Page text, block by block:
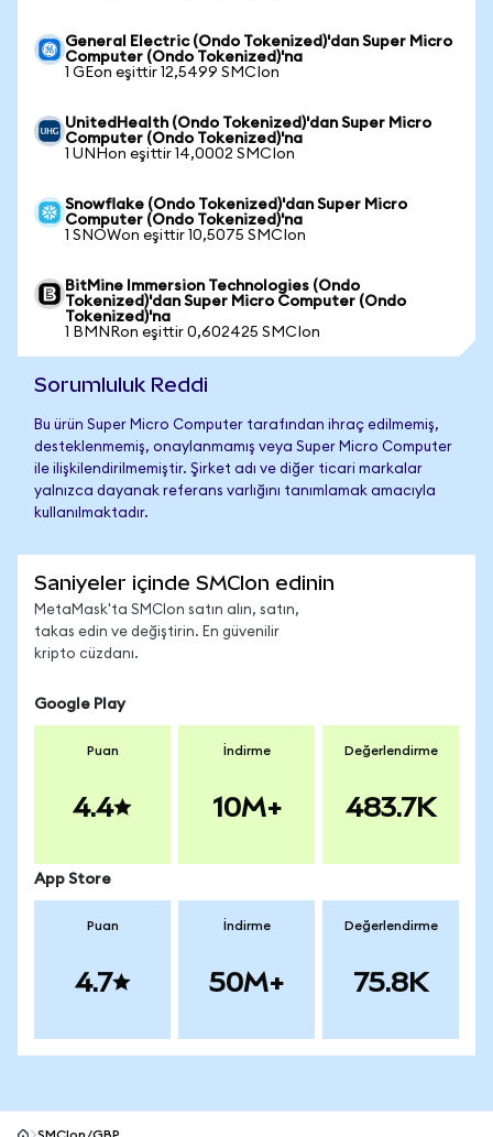
General Electric (Ondo Tokenized)'dan Super Micro
Computer (Ondo Tokenized)'na
1 GEon eşittir 12,5499 SMCIon
UnitedHealth (Ondo Tokenized)'dan Super Micro
Computer (Ondo Tokenized)'na
1 UNHon eşittir 14,0002 SMCIon
Snowflake (Ondo Tokenized)'dan Super Micro
Computer (Ondo Tokenized)'na
1 SNOWon eşittir 10,5075 SMCIon
BitMine Immersion Technologies (Ondo
Tokenized)'dan Super Micro Computer (Ondo
Tokenized)'na
1 BMNRon eşittir 0,602425 SMCIon
Sorumluluk Reddi
Bu ürün Super Micro Computer tarafından ihraç edilmemiş,
desteklenmemiş, onaylanmamış veya Super Micro Computer
ile ilişkilendirilmemiştir. Şirket adı ve diğer ticari markalar
yalnızca dayanak referans varlığını tanımlamak amacıyla
kullanılmaktadır.
Saniyeler içinde SMCIon edinin
MetaMask'ta SMCIon satın alın, satın,
takas edin ve değiştirin. En güvenilir
kripto cüzdanı.
Google Play
Puan
4.4
İndirme
10M+
Değerlendirme
483.7K
App Store
Puan
4.7
İndirme
50M+
Değerlendirme
75.8K